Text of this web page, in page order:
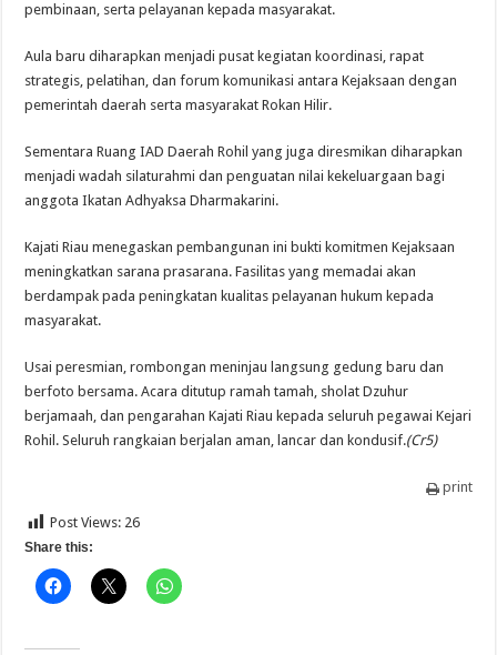
pembinaan, serta pelayanan kepada masyarakat.
Aula baru diharapkan menjadi pusat kegiatan koordinasi, rapat
strategis, pelatihan, dan forum komunikasi antara Kejaksaan dengan
pemerintah daerah serta masyarakat Rokan Hilir.
Sementara Ruang IAD Daerah Rohil yang juga diresmikan diharapkan
menjadi wadah silaturahmi dan penguatan nilai kekeluargaan bagi
anggota Ikatan Adhyaksa Dharmakarini.
Kajati Riau menegaskan pembangunan ini bukti komitmen Kejaksaan
meningkatkan sarana prasarana. Fasilitas yang memadai akan
berdampak pada peningkatan kualitas pelayanan hukum kepada
masyarakat.
Usai peresmian, rombongan meninjau langsung gedung baru dan
berfoto bersama. Acara ditutup ramah tamah, sholat Dzuhur
berjamaah, dan pengarahan Kajati Riau kepada seluruh pegawai Kejari
Rohil. Seluruh rangkaian berjalan aman, lancar dan kondusif.(Cr5)
print
Post Views: 26
Share this: